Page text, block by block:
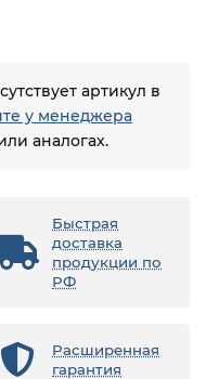
артикул в
у менеджера
аналогах.
Быстрая
доставка
продукции по
РФ
Расширенная
гарантия